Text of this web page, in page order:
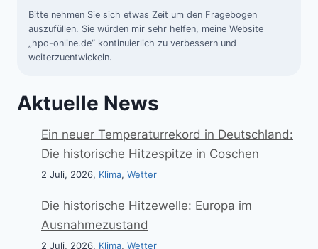
Bitte nehmen Sie sich etwas Zeit um den Fragebogen
auszufüllen. Sie würden mir sehr helfen, meine Website
„hpo-online.de“ kontinuierlich zu verbessern und
weiterzuentwickeln.
Aktuelle News
Ein neuer Temperaturrekord in Deutschland:
Die historische Hitzespitze in Coschen
2 Juli, 2026, Klima, Wetter
Die historische Hitzewelle: Europa im
Ausnahmezustand
2 Juli, 2026, Klima, Wetter